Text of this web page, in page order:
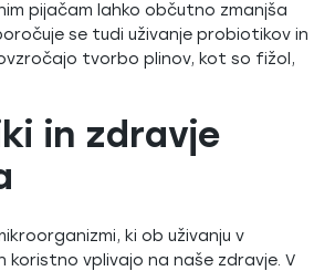
pijačam lahko občutno zmanjša
se tudi uživanje probiotikov in
tvorbo plinov, kot so fižol,
in zdravje
ki ob uživanju v
koristno vplivajo na naše zdravje. V